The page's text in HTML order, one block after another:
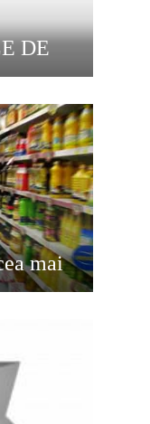
DE
mai